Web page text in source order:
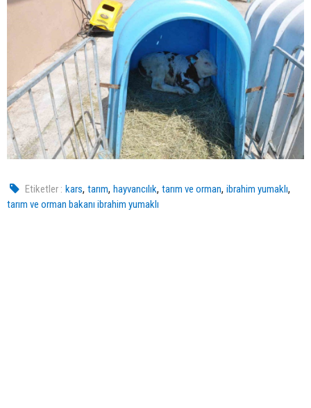
Etiketler : kars,tarım,hayvancılık,tarım ve orman,ibrahim yumaklı,
tarım ve orman bakanı ibrahim yumaklı